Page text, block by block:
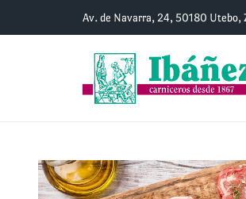
Av. de Navarra, 24, 50180 Utebo,